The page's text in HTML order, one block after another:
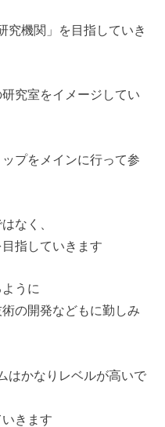
究機関」を目指していき
究室をイメージしてい
プをメインに行って参
なく、
指していきます
うに
の開発などもに勤しみ
はかなりレベルが高いで
きます